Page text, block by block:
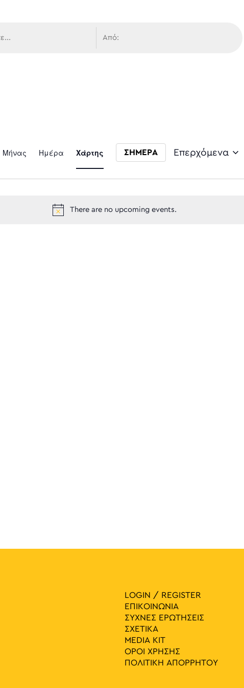
There are no upcoming events.
Event
Views
Μήνας Ημέρα Χάρτης ΣΗΜΕΡΑ Επερχόμενα
LOGIN / REGISTER
ΕΠΙΚΟΙΝΩΝΙΑ
ΣΥΧΝΕΣ ΕΡΩΤΗΣΕΙΣ
ΣΧΕΤΙΚΑ
MEDIA ΚIT
ΟΡΟΙ ΧΡΗΣΗΣ
ΠΟΛΙΤΙΚΗ ΑΠΟΡΡΗΤΟΥ